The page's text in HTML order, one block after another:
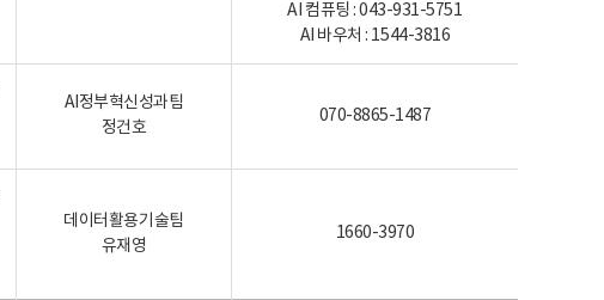
AI 컴퓨팅 : 043-931-5751
AI 바우처 : 1544-3816
AI정부혁신성과팀
정건호
070-8865-1487
데이터활용기술팀
유재영
1660-3970